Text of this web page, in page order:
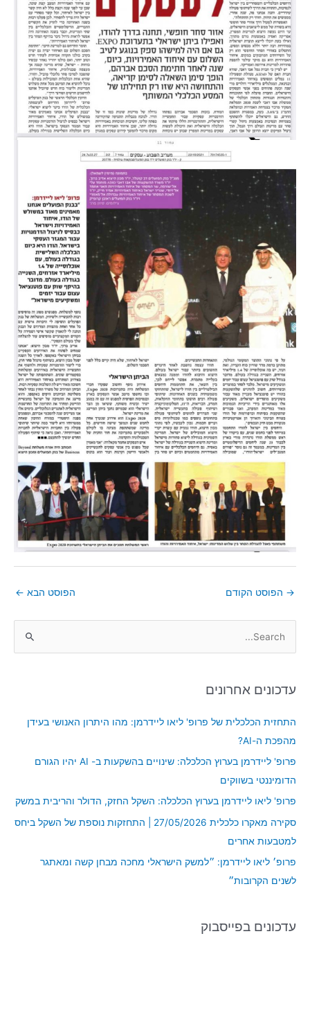
→ הפוסט הקודם הפוסט הבא ←
r
:
עדכונים אחרונים
התחזית הכלכלית של פרופ' ליאו ליידרמן: מהו היתרון האנושי בעידן
מהפכת ה-AI?
פרופ' ליידרמן בערוץ הכלכלה: שינויים בהשקעות ב- AI יהיו הגורם
הדומיננטי בשווקים
פרופ' ליאו ליידרמן בערוץ הכלכלה: השקל החזק, הדולר והריבית במשק
סקירה מאקרו כלכלית 27/05/2026 | התחזקות נוספת של השקל ביחס
למטבעות אחרים
פרופ׳ ליאו ליידרמן: ״למשק הישראלי מחכה מבחן קשה ומאתגר
לשנים הקרובות״
עדכונים בפייסבוק